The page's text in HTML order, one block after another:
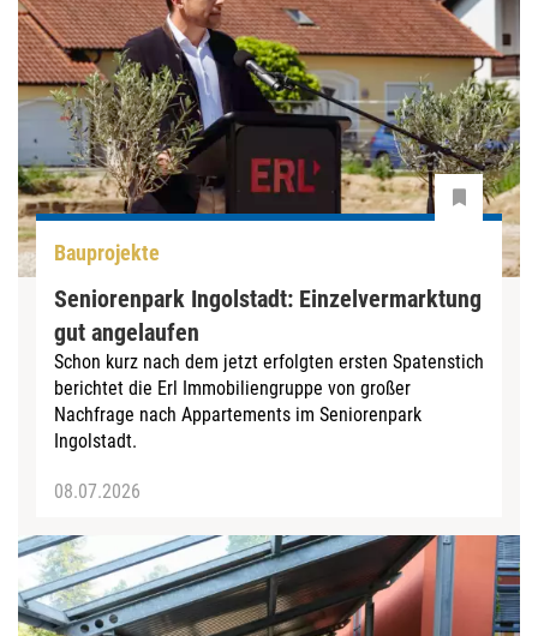
Bauprojekte
Seniorenpark Ingolstadt: Einzelvermarktung
gut angelaufen
Schon kurz nach dem jetzt erfolgten ersten Spatenstich
berichtet die Erl Immobiliengruppe von großer
Nachfrage nach Appartements im Seniorenpark
Ingolstadt.
08.07.2026